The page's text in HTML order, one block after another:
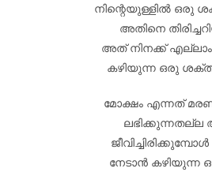
നിന്റെയുള്ളിൽ ഒരു
അതിനെ
അത് നിനക്ക് എല്ലാം
കഴിയുന്ന ഒരു
മോക്ഷം എന്നത്
നേടാൻ കഴിയുന്ന